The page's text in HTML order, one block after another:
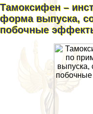
Тамоксифен –
форма выпуска,
побочные